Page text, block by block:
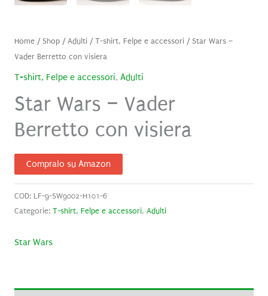
Home/ Shop/Adulti/T-shirt, Felpe e accessori/ Star Wars –
Vader Berretto con visiera
T-shirt, Felpe e accessori, Adulti
Star Wars – Vader
Berretto con visiera
Compralo su Amazon
COD: LF-9-SW9002-H101-6
Categorie: T-shirt, Felpe e accessori, Adulti
Star Wars